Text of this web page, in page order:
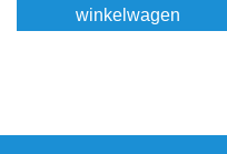
winkelwagen